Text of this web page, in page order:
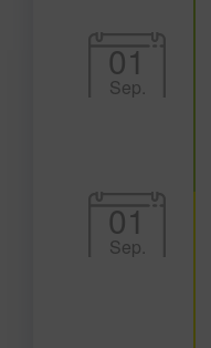
01
Sep.
01
Sep.